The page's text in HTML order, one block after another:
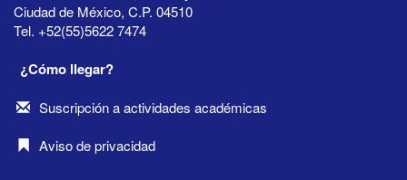
Ciudad de México, C.P. 04510
Tel. +52(55)5622 7474
¿Cómo llegar?
Suscripción a actividades académicas
Aviso de privacidad